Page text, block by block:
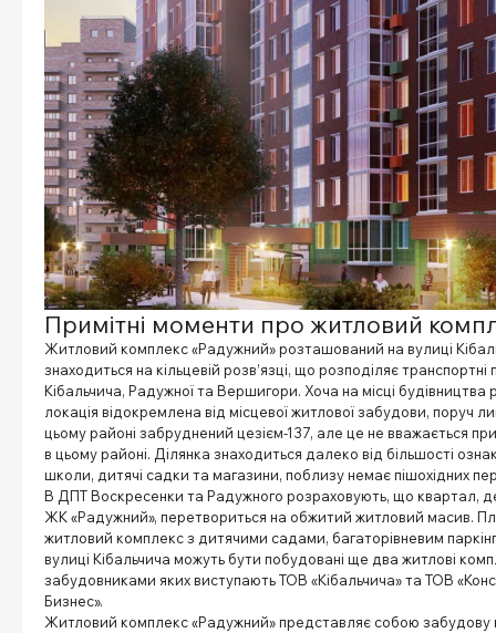
Примітні моменти про житловий
Житловий комплекс «Радужний» розташований на вулиці
знаходиться на кільцевій розв’язці, що розподіляє
Кібальчича, Радужної та Вершигори. Хоча на місці будівництва
локація відокремлена від місцевої житлової забудови, поруч
цьому районі забруднений цезієм-137, але це не вважається
в цьому районі. Ділянка знаходиться далеко від більшості ознак
школи, дитячі садки та магазини, поблизу немає пішохідних
В ДПТ Воскресенки та Радужного розраховують, що квартал,
ЖК «Радужний», перетвориться на обжитий житловий масив.
житловий комплекс з дитячими садами, багаторівневим
вулиці Кібальчича можуть бути побудовані ще два житлові
забудовниками яких виступають ТОВ «Кібальчича» та ТОВ
Бизнес».
Житловий комплекс «Радужний» представляє собою забудову